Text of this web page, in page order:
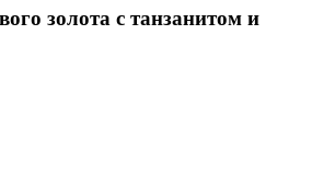
золота с танзанитом и